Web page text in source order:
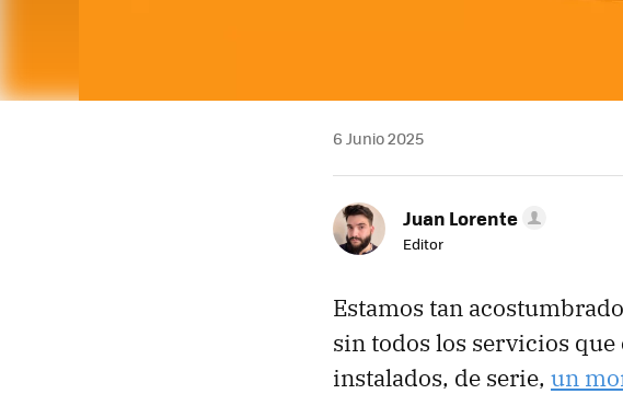
6 Junio 2025
Juan Lorente
Editor
Estamos tan
sin todos los servicios
instalados, de serie, un